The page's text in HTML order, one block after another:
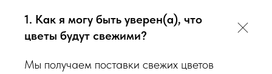
гаммы, формату), после заказа с Вами сразу свяжется наш
администратор для уточнения деталей заказа.
Перед тем как отправить букет на доставку мы
1. Как я могу быть уверен(а), что
цветы будут свежими?
Мы получаем поставки свежих цветов